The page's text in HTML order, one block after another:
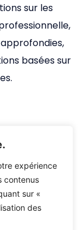
expérience
contenus
sur «
des
sur les
basées sur